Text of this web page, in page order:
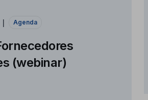
Agenda
(webinar)